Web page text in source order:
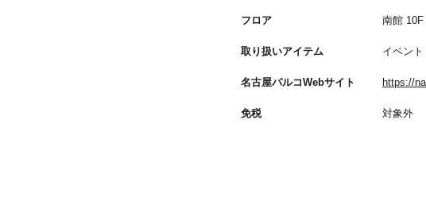
フロア 南館 10F
取り扱いアイテム イベント
名古屋パルコWebサイト https://
免税 対象外